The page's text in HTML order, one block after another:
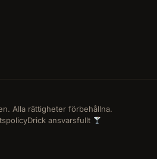
Drick ansvarsfullt
Alla rättigheter förbehållna.